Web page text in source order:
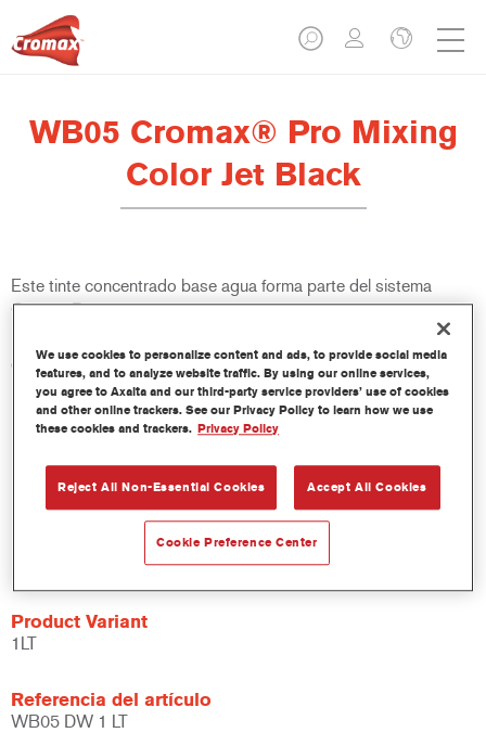
WB05 Cromax® Pro Mixing
Color Jet Black
Este tinte concentrado base agua forma parte del sistema
Cromax Pro.
Características del producto
Excelente cubrición con una excepcional igualación del color.
Aplicación rápida y rentable - mayor rendimiento y
productividad.
y resinas.
Amplias posibilidades de aplicación.
Versátil - se puede usar en diferentes condiciones climáticas
Product Variant
1LT
Referencia del artículo
WB05 DW 1 LT
We use cookies to personalize content and ads, to provide social media
features, and to analyze website traffic. By using our online services,
you agree to Axalta and our third-party service providers’ use of cookies
and other online trackers. See our Privacy Policy to learn how we use
these cookies and trackers. Privacy Policy
Reject All Non-Essential Cookies Accept All Cookies
Cookie Preference Center